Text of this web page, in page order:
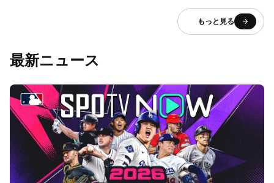
もっと見る
最新ニュース